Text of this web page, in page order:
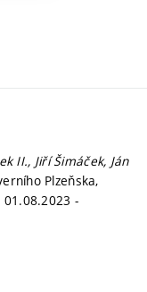
II., Jiří Šimáček, Ján
Plzeňska,
01.08.2023 -